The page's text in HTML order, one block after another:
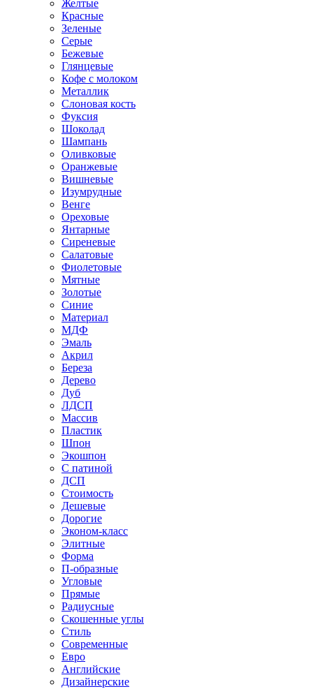
Желтые
Красные
Зеленые
Серые
Бежевые
Глянцевые
Кофе с молоком
Металлик
Слоновая кость
Фуксия
Шоколад
Шампань
Оливковые
Оранжевые
Вишневые
Изумрудные
Венге
Ореховые
Янтарные
Сиреневые
Салатовые
Фиолетовые
Мятные
Золотые
Синие
Материал
МДФ
Эмаль
Акрил
Береза
Дерево
Дуб
ЛДСП
Массив
Пластик
Шпон
Экошпон
С патиной
ДСП
Стоимость
Дешевые
Дорогие
Эконом-класс
Элитные
Форма
П-образные
Угловые
Прямые
Радиусные
Скошенные углы
Стиль
Современные
Евро
Английские
Дизайнерские